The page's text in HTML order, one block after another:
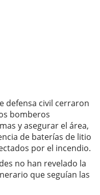
defensa civil cerraron
bomberos
y asegurar el área,
de baterías de litio
por el incendio.
no han revelado la
que seguían las